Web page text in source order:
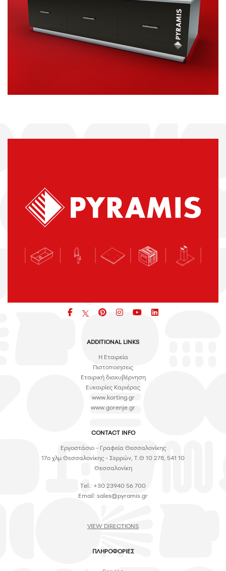
Facebookpinterest
iconiconicon
ADDITIONAL LINKS
H Εταιρεία
Πιστοποιησεις
Εταιρική διακυβέρνηση
Ευκαιρίες Καριέρας
www.korting.gr
www.gorenje.gr
CONTACT INFO
Εργοστάσιο - Γραφεία Θεσσαλονίκης
17ο χλμ Θεσσαλονίκης - Σερρών, Τ.Θ 10 278, 541 10
Θεσσαλονίκη
Tel.: +30 23940 56 700
Email: sales@pyramis.gr
VIEW DIRECTIONS
ΠΛΗΡΟΦΟΡΙΕΣ